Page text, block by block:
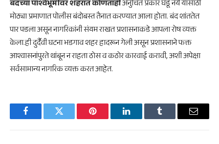
बंदच्या पार्श्वभूमीवर शहरात कोणताहीअनुचित प्रकार घडू नये यासाठी
मोठ्या प्रमाणात पोलीस बंदोबस्त तैनात करण्यात आला होता. बंद शांततेत
पार पडला असून नागरिकांनी संयम राखत प्रशासनाकडे आपला रोष व्यक्त
केला.ही दुर्दैवी घटना भडगाव शहर हादरून गेली असून प्रशासनाने फक्त
आश्वासनांपुरते थांबून न राहता ठोस व कठोर कारवाई करावी, अशी अपेक्षा
सर्वसामान्य नागरिक व्यक्त करत आहेत.
FacebookTwitter Pinterest LinkedInTumblr Email